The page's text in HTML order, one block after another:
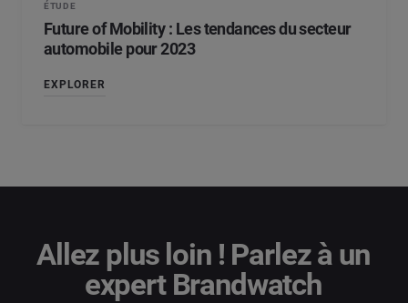
ÉTUDE
Future of Mobility : Les tendances du secteur
automobile pour 2023
EXPLORER
Allez plus loin ! Parlez à un
expert Brandwatch